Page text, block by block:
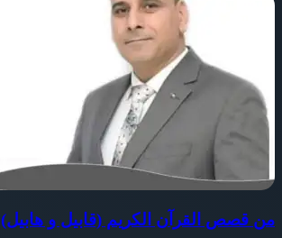
من قصص القرآن الكريم (قابيل و هابيل)